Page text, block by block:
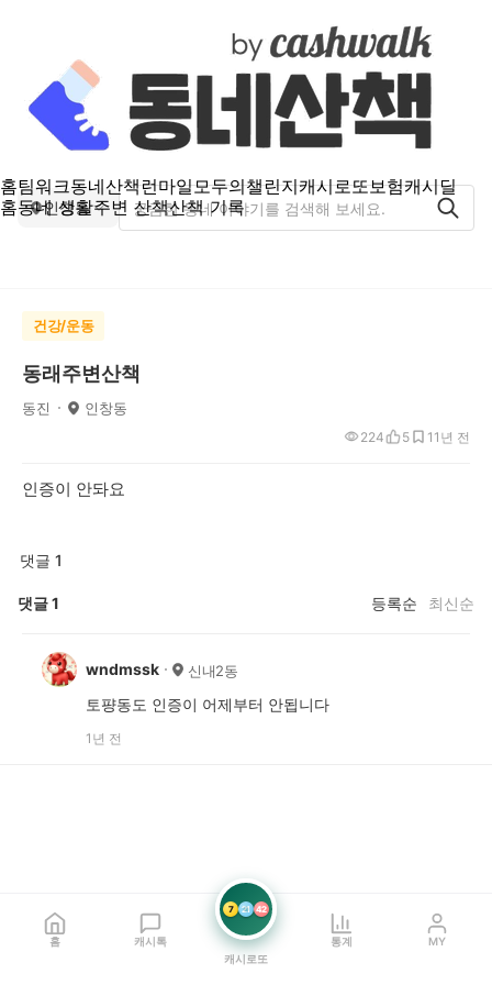
홈팀워크동네산책런마일모두의챌린지캐시로또보험캐시딜
홈동네 생활주변 산책산책 기록
인창동
건강/운동
동래주변산책
동진 인창동
1년 전
224 5 1
인증이 안돠요
댓글 1
댓글1 등록순 최신순
wndmssk 신내2동
토퍙동도 인증이 어제부터 안됩니다
1년 전
홈 캐시톡
7 21 42
캐시로또
통계 MY